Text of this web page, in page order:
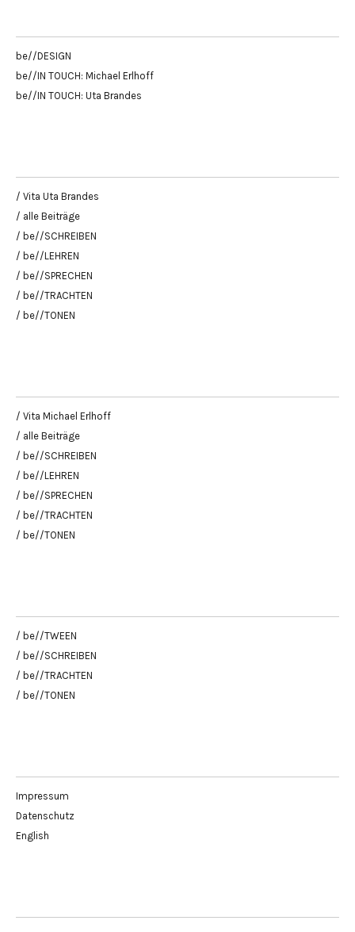
be//DESIGN
be//IN TOUCH: Michael Erlhoff
be//IN TOUCH: Uta Brandes
/ Vita Uta Brandes
/ alle Beiträge
/ be//SCHREIBEN
/ be//LEHREN
/ be//SPRECHEN
/ be//TRACHTEN
/ be//TONEN
/ Vita Michael Erlhoff
/ alle Beiträge
/ be//SCHREIBEN
/ be//LEHREN
/ be//SPRECHEN
/ be//TRACHTEN
/ be//TONEN
/ be//TWEEN
/ be//SCHREIBEN
/ be//TRACHTEN
/ be//TONEN
Impressum
Datenschutz
English